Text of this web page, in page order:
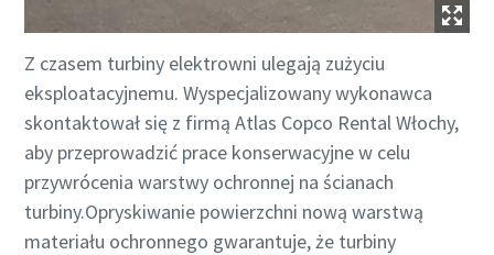
Z czasem turbiny elektrowni ulegają zużyciu
eksploatacyjnemu. Wyspecjalizowany wykonawca
skontaktował się z firmą Atlas Copco Rental Włochy,
aby przeprowadzić prace konserwacyjne w celu
przywrócenia warstwy ochronnej na ścianach
turbiny.Opryskiwanie powierzchni nową warstwą
materiału ochronnego gwarantuje, że turbiny